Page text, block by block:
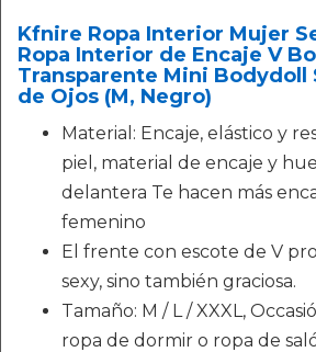
Kfnire Ropa Interior Mujer
Ropa Interior de Encaje V
Transparente Mini Bodydoll
de Ojos (M, Negro)
Material: Encaje, elástico y
piel, material de encaje y
delantera Te hacen más
femenino
El frente con escote de V
sexy, sino también graciosa.
Tamaño: M / L / XXXL,
ropa de dormir o ropa de